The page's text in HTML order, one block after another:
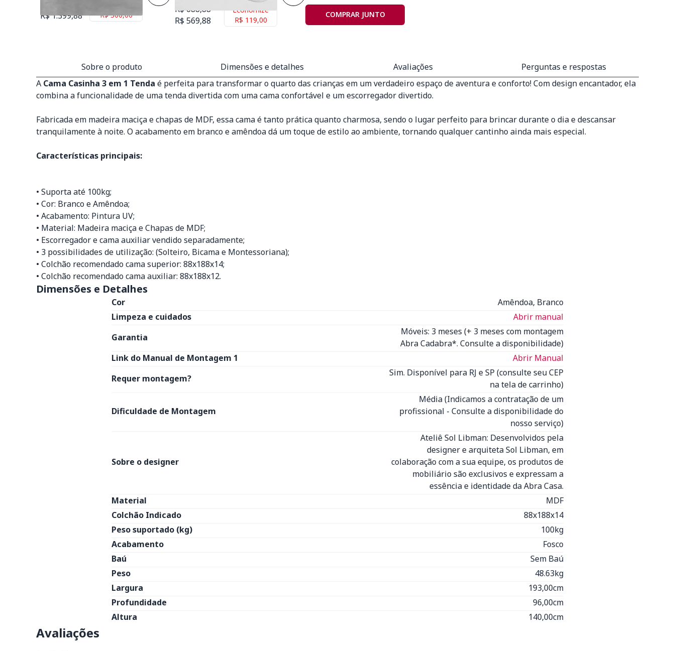
R$ 1.399,88
R$ 300,00
R$ 688,88
R$ 569,88
Economize
R$ 119,00
COMPRAR JUNTO
Sobre o produto Dimensões e detalhes Avaliações
Perguntas e respostas
A Cama Casinha 3 em 1 Tenda é perfeita para transformar o quarto das crianças em um verdadeiro espaço de aventura e conforto! Com design encantador, ela
combina a funcionalidade de uma tenda divertida com uma cama confortável e um escorregador divertido.
Fabricada em madeira maciça e chapas de MDF, essa cama é tanto prática quanto charmosa, sendo o lugar perfeito para brincar durante o dia e descansar
tranquilamente à noite. O acabamento em branco e amêndoa dá um toque de estilo ao ambiente, tornando qualquer cantinho ainda mais especial.
Características principais:
• Suporta até 100kg;
• Cor: Branco e Amêndoa;
• Acabamento: Pintura UV;
• Material: Madeira maciça e Chapas de MDF;
• Escorregador e cama auxiliar vendido separadamente;
• 3 possibilidades de utilização: (Solteiro, Bicama e Montessoriana);
• Colchão recomendado cama superior: 88x188x14;
• Colchão recomendado cama auxiliar: 88x188x12.
Dimensões e Detalhes
Cor
Amêndoa, Branco
Limpeza e cuidados
Abrir manual
Garantia
Móveis: 3 meses (+ 3 meses com montagem
Abra Cadabra*. Consulte a disponibilidade)
Link do Manual de Montagem 1
Abrir Manual
Requer montagem?
Sim. Disponível para RJ e SP (consulte seu CEP
na tela de carrinho)
Dificuldade de Montagem
Média (Indicamos a contratação de um
profissional - Consulte a disponibilidade do
nosso serviço)
Sobre o designer
Ateliê Sol Libman: Desenvolvidos pela
designer e arquiteta Sol Libman, em
colaboração com a sua equipe, os produtos de
mobiliário são exclusivos e expressam a
essência e identidade da Abra Casa.
Material
MDF
Colchão Indicado
88x188x14
Peso suportado (kg)
100kg
Acabamento
Fosco
Baú
Sem Baú
Peso
48.63kg
Largura
193,00cm
Profundidade
96,00cm
Altura
140,00cm
Avaliações